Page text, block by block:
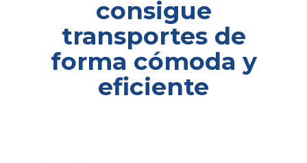
consigue
transportes de
forma cómoda y
eficiente